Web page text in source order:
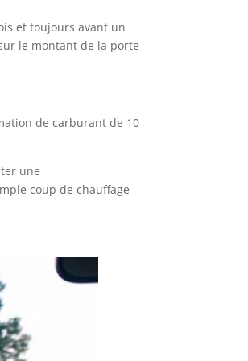
et toujours avant un
le montant de la porte
de carburant de 10
une
coup de chauffage